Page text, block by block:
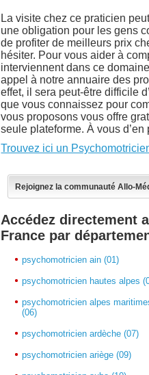
La visite chez ce praticien
une obligation pour les gens
de profiter de meilleurs prix
hésiter. Pour vous aider à
interviennent dans ce
appel à notre annuaire des
effet, il sera peut-être difficile
que vous connaissez pour
vous proposons vous offre
seule plateforme. À vous
Trouvez ici un
Rejoignez la communauté Allo-
Accédez directement
France par
psychomotricien ain (01)
psychomotricien hautes alpes
psychomotricien alpes
(06)
psychomotricien ardèche (07)
psychomotricien ariège (09)